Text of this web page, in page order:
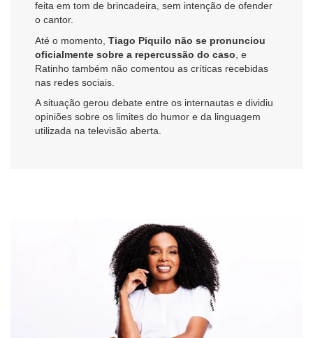
feita em tom de brincadeira, sem intenção de ofender
o cantor.
Até o momento, Tiago Piquilo não se pronunciou
oficialmente sobre a repercussão do caso , e
Ratinho também não comentou as críticas recebidas
nas redes sociais.
A situação gerou debate entre os internautas e dividiu
opiniões sobre os limites do humor e da linguagem
utilizada na televisão aberta.